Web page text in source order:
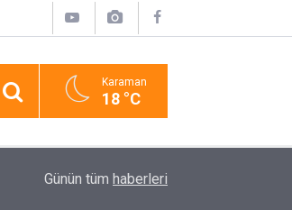
Karaman
18 °C
Pasajda Ölü Bulunan Eyüp Can Davası Sürüyor
Günün tüm haberleri